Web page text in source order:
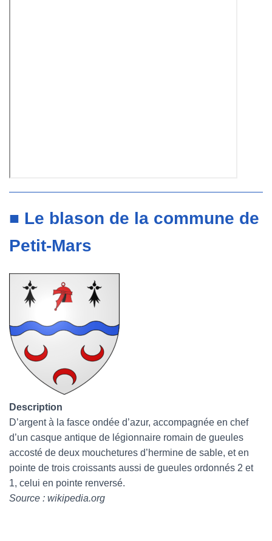
■ Le blason de la commune de
Petit-Mars
Description
D’argent à la fasce ondée d’azur, accompagnée en chef
d’un casque antique de légionnaire romain de gueules
accosté de deux mouchetures d’hermine de sable, et en
pointe de trois croissants aussi de gueules ordonnés 2 et
1, celui en pointe renversé.
Source : wikipedia.org